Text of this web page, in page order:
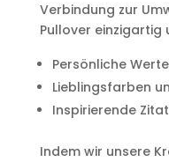
Verbindung zur
Pullover einzigartig
Persönliche
Lieblingsfarben
Inspirierende
Indem wir unsere